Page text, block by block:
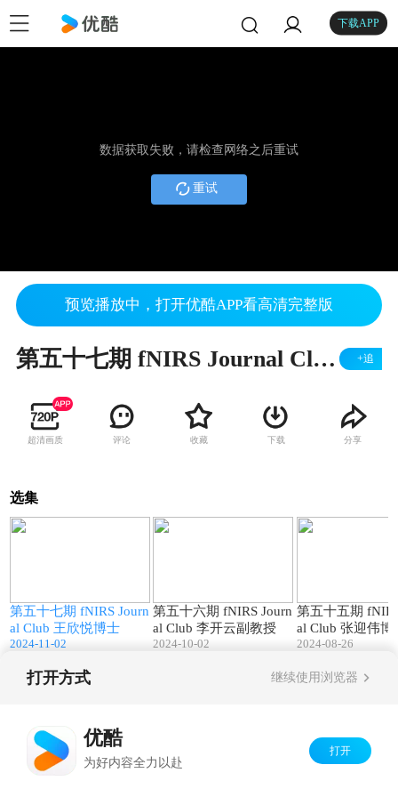
下载APP
数据获取失败，请检查网络之后重试
重试
预览播放中，打开优酷APP看高清完整版
第五十七期 fNIRS Journal Club 王欣悦博士 +追
超清画质 评论 收藏 下载 分享
选集
第五十七期 fNIRS Journ
al Club 王欣悦博士
2024-11-02
第五十六期 fNIRS Journ
al Club 李开云副教授
2024-10-02
第五十五期
al Club 张迎伟博
2024-08-26
打开方式 继续使用浏览器
优酷
为好内容全力以赴
打开